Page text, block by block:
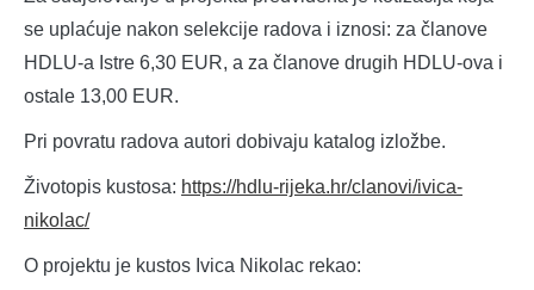
se uplaćuje nakon selekcije radova i iznosi: za članove
HDLU-a Istre 6,30 EUR, a za članove drugih HDLU-ova i
ostale 13,00 EUR.
Pri povratu radova autori dobivaju katalog izložbe.
Životopis kustosa: https://hdlu-rijeka.hr/clanovi/ivica-
nikolac/
O projektu je kustos Ivica Nikolac rekao: